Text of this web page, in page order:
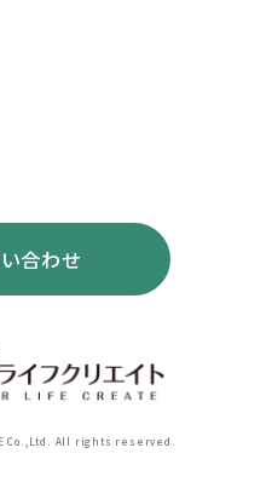
合わせ
Co.,Ltd. All rights reserved.